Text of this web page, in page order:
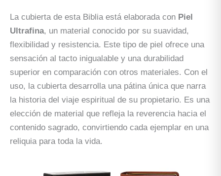
La cubierta de esta Biblia está elaborada con Piel
Ultrafina, un material conocido por su suavidad,
flexibilidad y resistencia. Este tipo de piel ofrece una
sensación al tacto inigualable y una durabilidad
superior en comparación con otros materiales. Con el
uso, la cubierta desarrolla una pátina única que narra
la historia del viaje espiritual de su propietario. Es una
elección de material que refleja la reverencia hacia el
contenido sagrado, convirtiendo cada ejemplar en una
reliquia para toda la vida.